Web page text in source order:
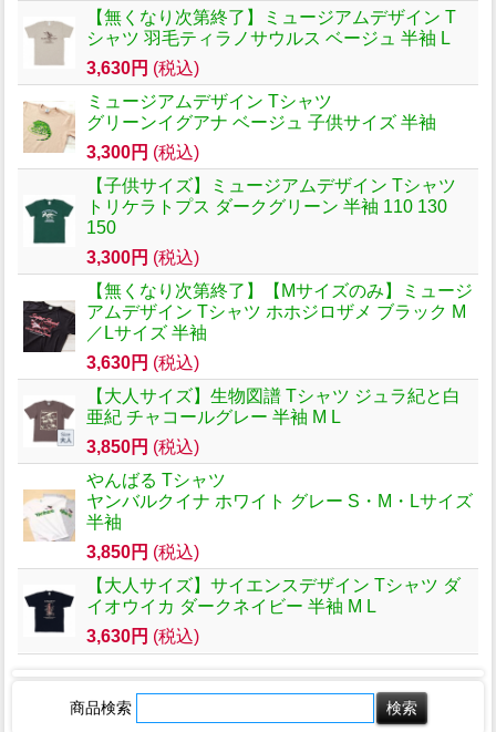
【無くなり次第終了】ミュージアムデザイン T
シャツ 羽毛ティラノサウルス ベージュ 半袖 L
3,630円 (税込)
ミュージアムデザイン Tシャツ
グリーンイグアナ ベージュ 子供サイズ 半袖
3,300円 (税込)
【子供サイズ】ミュージアムデザイン Tシャツ
トリケラトプス ダークグリーン 半袖 110 130
150
3,300円 (税込)
【無くなり次第終了】【Mサイズのみ】ミュージ
アムデザイン Tシャツ ホホジロザメ ブラック M
／Lサイズ 半袖
3,630円 (税込)
【大人サイズ】生物図譜 Tシャツ ジュラ紀と白
亜紀 チャコールグレー 半袖 M L
3,850円 (税込)
やんばる Tシャツ
ヤンバルクイナ ホワイト グレー S・M・Lサイズ
半袖
3,850円 (税込)
【大人サイズ】サイエンスデザイン Tシャツ ダ
イオウイカ ダークネイビー 半袖 M L
3,630円 (税込)
商品検索